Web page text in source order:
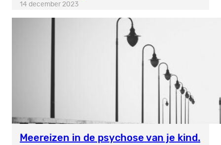
14 december 2023
Meereizen in de psychose van je kind.